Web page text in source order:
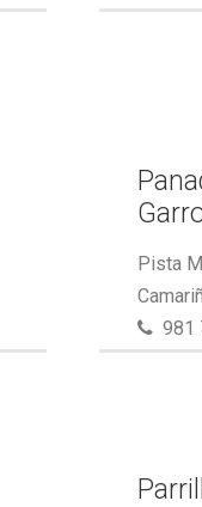
Pista
981